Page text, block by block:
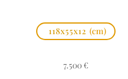
118x55x12 (cm)
7.500 €